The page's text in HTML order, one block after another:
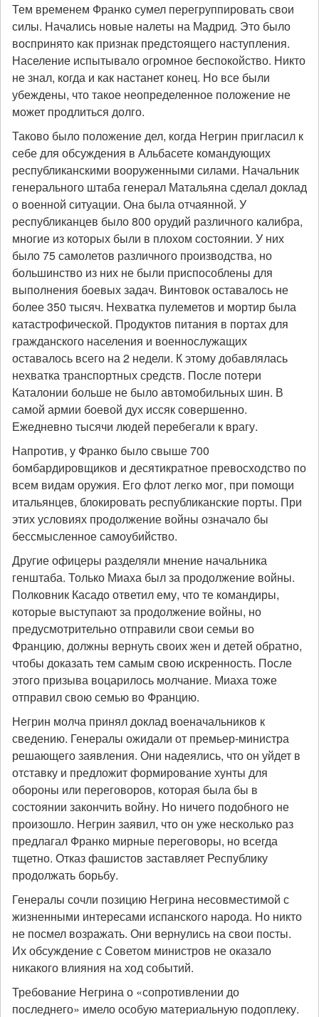
Тем временем Франко сумел перегруппировать свои
силы. Начались новые налеты на Мадрид. Это было
воспринято как признак предстоящего наступления.
Население испытывало огромное беспокойство. Никто
не знал, когда и как настанет конец. Но все были
убеждены, что такое неопределенное положение не
может продлиться долго.
Таково было положение дел, когда Негрин пригласил к
себе для обсуждения в Альбасете командующих
республиканскими вооруженными силами. Начальник
генерального штаба генерал Матальяна сделал доклад
о военной ситуации. Она была отчаянной. У
республиканцев было 800 орудий различного калибра,
многие из которых были в плохом состоянии. У них
было 75 самолетов различного производства, но
большинство из них не были приспособлены для
выполнения боевых задач. Винтовок оставалось не
более 350 тысяч. Нехватка пулеметов и мортир была
катастрофической. Продуктов питания в портах для
гражданского населения и военнослужащих
оставалось всего на 2 недели. К этому добавлялась
нехватка транспортных средств. После потери
Каталонии больше не было автомобильных шин. В
самой армии боевой дух иссяк совершенно.
Ежедневно тысячи людей перебегали к врагу.
Напротив, у Франко было свыше 700
бомбардировщиков и десятикратное превосходство по
всем видам оружия. Его флот легко мог, при помощи
итальянцев, блокировать республиканские порты. При
этих условиях продолжение войны означало бы
бессмысленное самоубийство.
Другие офицеры разделяли мнение начальника
генштаба. Только Миаха был за продолжение войны.
Полковник Касадо ответил ему, что те командиры,
которые выступают за продолжение войны, но
предусмотрительно отправили свои семьи во
Францию, должны вернуть своих жен и детей обратно,
чтобы доказать тем самым свою искренность. После
этого призыва воцарилось молчание. Миаха тоже
отправил свою семью во Францию.
Негрин молча принял доклад военачальников к
сведению. Генералы ожидали от премьер-министра
решающего заявления. Они надеялись, что он уйдет в
отставку и предложит формирование хунты для
обороны или переговоров, которая была бы в
состоянии закончить войну. Но ничего подобного не
произошло. Негрин заявил, что он уже несколько раз
предлагал Франко мирные переговоры, но всегда
тщетно. Отказ фашистов заставляет Республику
продолжать борьбу.
Генералы сочли позицию Негрина несовместимой с
жизненными интересами испанского народа. Но никто
не посмел возражать. Они вернулись на свои посты.
Их обсуждение с Советом министров не оказало
никакого влияния на ход событий.
Требование Негрина о «сопротивлении до
последнего» имело особую материальную подоплеку.